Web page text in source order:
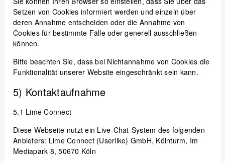
Setzen von Cookies informiert werden und einzeln über
deren Annahme entscheiden oder die Annahme von
Cookies für bestimmte Fälle oder generell ausschließen
können.
Bitte beachten Sie, dass bei Nichtannahme von Cookies die
Funktionalität unserer Website eingeschränkt sein kann.
5) Kontaktaufnahme
5.1 Lime Connect
Diese Webseite nutzt ein Live-Chat-System des folgenden
Anbieters: Lime Connect (Userlike) GmbH, Kölnturm, Im
Mediapark 8, 50670 Köln